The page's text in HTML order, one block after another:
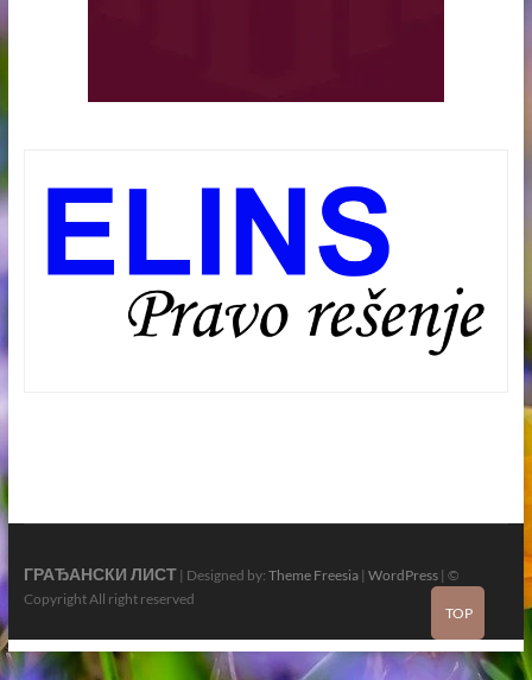
ГРАЂАНСКИ ЛИСТ| Designed by: Theme Freesia| WordPress| ©
Copyright All right reserved
TOP